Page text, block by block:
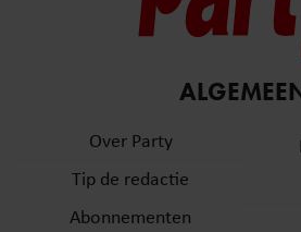
Over Party
Tip de redactie
Abonnementen